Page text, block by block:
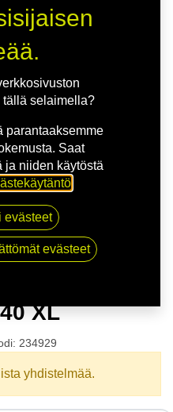
4S H740 XL
XL
234929
yhdistelmää.
selaimella?
parantaaksemme
Saat
ja niiden käytöstä
evästeet
evästeet